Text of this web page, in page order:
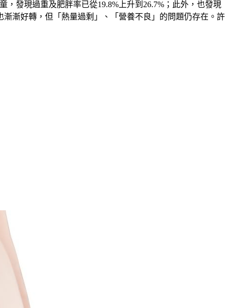
，發現過重及肥胖率已從19.8%上升到26.7%；此外，也發現
漸好轉，但「熱量過剩」、「營養不良」的問題仍存在。許